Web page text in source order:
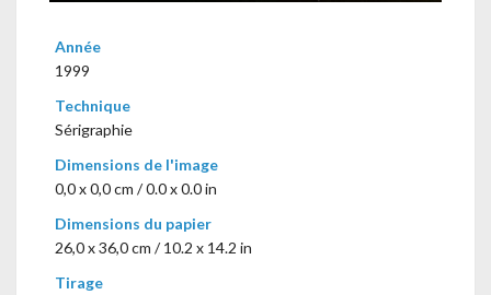
Année
1999
Technique
Sérigraphie
Dimensions de l'image
0,0 x 0,0 cm / 0.0 x 0.0 in
Dimensions du papier
26,0 x 36,0 cm / 10.2 x 14.2 in
Tirage